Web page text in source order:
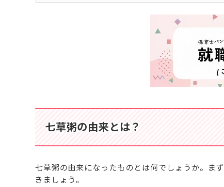
七草粥の由来とは？
七草粥の由来になったものとは何でしょうか。ま
きましょう。